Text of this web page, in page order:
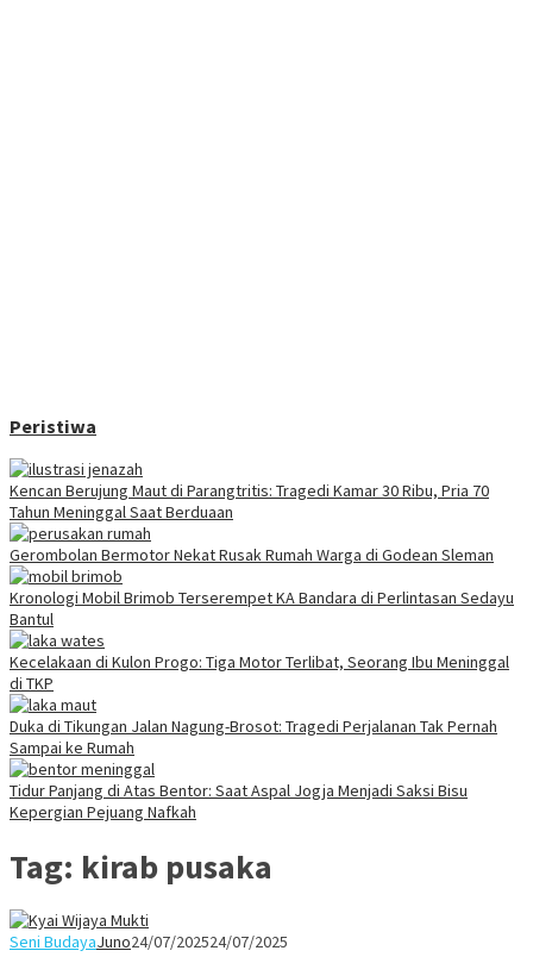
Peristiwa
Kencan Berujung Maut di Parangtritis: Tragedi Kamar 30 Ribu, Pria 70
Tahun Meninggal Saat Berduaan
Gerombolan Bermotor Nekat Rusak Rumah Warga di Godean Sleman
Kronologi Mobil Brimob Terserempet KA Bandara di Perlintasan Sedayu
Bantul
Kecelakaan di Kulon Progo: Tiga Motor Terlibat, Seorang Ibu Meninggal
di TKP
Duka di Tikungan Jalan Nagung-Brosot: Tragedi Perjalanan Tak Pernah
Sampai ke Rumah
Tidur Panjang di Atas Bentor: Saat Aspal Jogja Menjadi Saksi Bisu
Kepergian Pejuang Nafkah
Tag: kirab pusaka
Seni BudayaJuno24/07/202524/07/2025